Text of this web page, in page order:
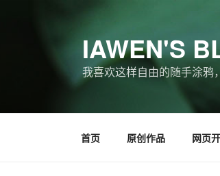
IAWEN'S
我喜欢这样自由的随手涂
首页 原创作品 网页